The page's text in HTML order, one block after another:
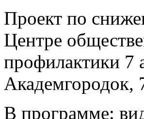
Проект по
Центре
профилактики 7
Академгородок,
В программе: